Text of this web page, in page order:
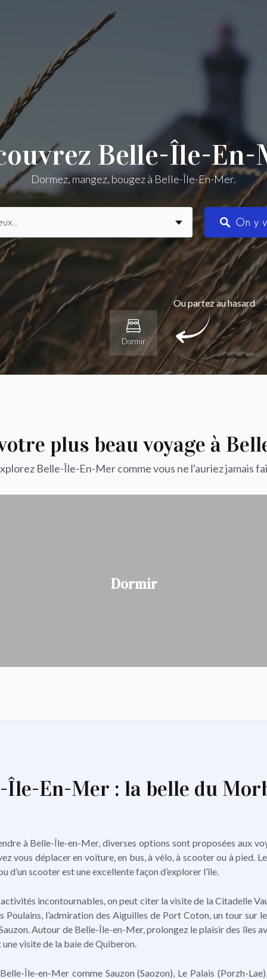
Belle-Île-En-
Dormez, mangez, bougez à Belle-Île-En-Mer.
On y
Dormir
Ou partez au hasard
plus beau voyage à
Belle-Île-En-Mer comme vous ne l'auriez jamais
Dormir
Île-En-Mer : la belle du
à Belle-Île-en-Mer, diverses options sont proposées aux
vous déplacer en voiture, en bus, à vélo, à scooter ou à pied.
d’un scooter est une excellente façon d’explorer l’île.
incontournables, on peut citer la visite de la Citadelle
Poulains, l’admiration des Aiguilles de Port Coton, un tour sur
Autour de Belle-Île-en-Mer, prolongez le plaisir des îles
visite de la baie de Quiberon.
Île-en-Mer comme Sauzon (Saozon), Le Palais (Porzh-